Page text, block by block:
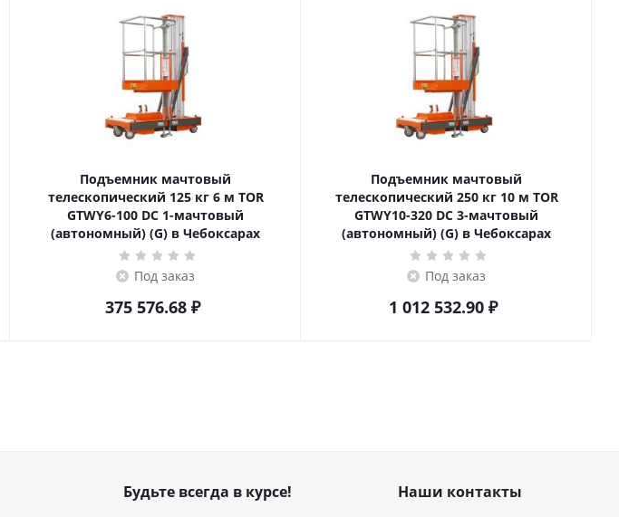
Подъемник мачтовый
телескопический 125 кг 6 м TOR
GTWY6-100 DC 1-мачтовый
(автономный) (G) в Чебоксарах
Под заказ
375 576.68₽
Подъемник мачтовый
телескопический 250 кг 10 м TOR
GTWY10-320 DC 3-мачтовый
(автономный) (G) в Чебоксарах
Под заказ
1 012 532.90 ₽
Будьте всегда в курсе! Наши контакты